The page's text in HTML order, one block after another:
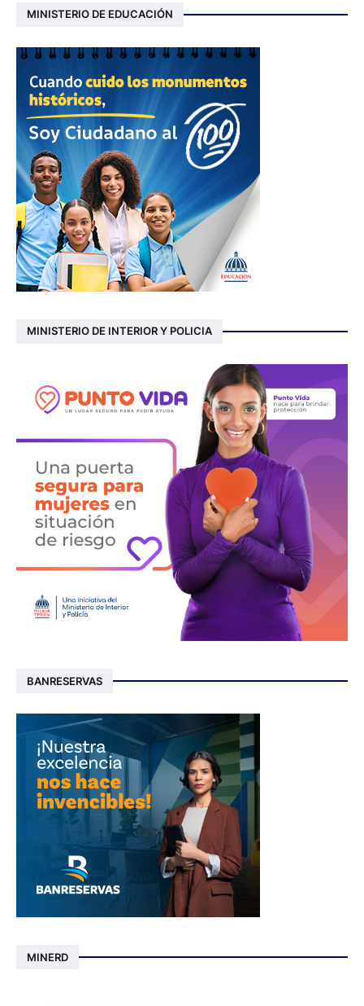
MINISTERIO DE EDUCACIÓN
MINISTERIO DE INTERIOR Y POLICIA
BANRESERVAS
MINERD